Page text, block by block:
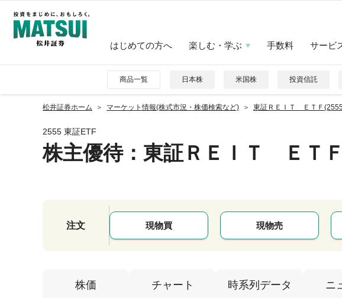
はじめての方へ 楽しむ・学ぶ 手数料 サービ
商品一覧 日本株 米国株 投資信託
松井証券ホーム マーケット情報(株式市況・株価検索など) 東証ＲＥＩＴ ＥＴＦ
2555 東証ETF
株主優待：東証ＲＥＩＴ ＥＴＦ
注文 現物買 現物売
株価 チャート 時系列データ ニ